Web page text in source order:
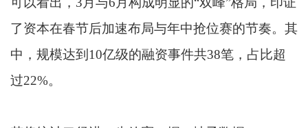
了资本在春节后加速布局与年中抢位赛的节奏。其
中，规模达到10亿级的融资事件共38笔，占比超
过22%。